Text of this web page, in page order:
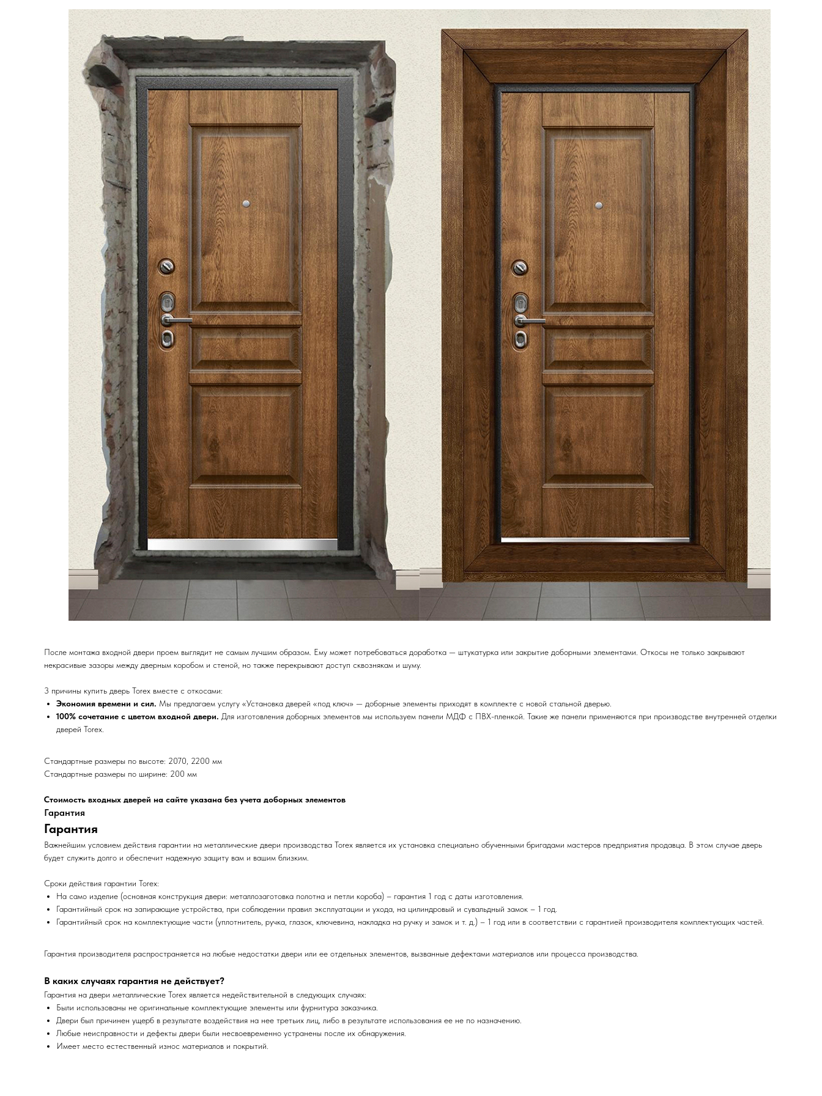
После монтажа входной двери проем выглядит не самым лучшим образом. Ему может потребоваться доработка — штукатурка или закрытие доборными элементами. Откосы не только закрывают
некрасивые зазоры между дверным коробом и стеной, но также перекрывают доступ сквознякам и шуму.
3 причины купить дверь Torex вместе с откосами:
Экономия времени и сил. Мы предлагаем услугу «Установка дверей «под ключ» — доборные элементы приходят в комплекте с новой стальной дверью.
100% сочетание с цветом входной двери. Для изготовления доборных элементов мы используем панели МДФ с ПВХ-пленкой. Такие же панели применяются при производстве внутренней отделки
дверей Torex.
Стандартные размеры по высоте: 2070, 2200 мм
Стандартные размеры по ширине: 200 мм
Стоимость входных дверей на сайте указана без учета доборных элементов
Гарантия
Гарантия
Важнейшим условием действия гарантии на металлические двери производства Torex является их установка специально обученными бригадами мастеров предприятия продавца. В этом случае дверь
будет служить долго и обеспечит надежную защиту вам и вашим близким.
Сроки действия гарантии Torex:
На само изделие (основная конструкция двери: металлозаготовка полотна и петли короба) – гарантия 1 год с даты изготовления.
Гарантийный срок на запирающие устройства, при соблюдении правил эксплуатации и ухода, на цилиндровый и сувальдный замок – 1 год.
Гарантийный срок на комплектующие части (уплотнитель, ручка, глазок, ключевина, накладка на ручку и замок и т. д.) – 1 год или в соответствии с гарантией производителя комплектующих частей.
Гарантия производителя распространяется на любые недостатки двери или ее отдельных элементов, вызванные дефектами материалов или процесса производства.
В каких случаях гарантия не действует?
Гарантия на двери металлические Torex является недействительной в следующих случаях:
Были использованы не оригинальные комплектующие элементы или фурнитура заказчика.
Двери был причинен ущерб в результате воздействия на нее третьих лиц, либо в результате использования ее не по назначению.
Любые неисправности и дефекты двери были несвоевременно устранены после их обнаружения.
Имеет место естественный износ материалов и покрытий.